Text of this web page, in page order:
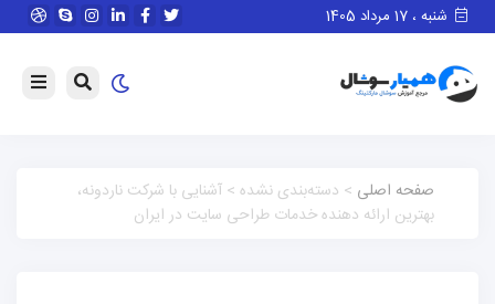
شنبه ، 17 مرداد 1405
صفحه اصلی > دسته‌بندی نشده > آشنایی با شرکت ناردونه،
بهترین ارائه دهنده خدمات طراحی سایت در ایران